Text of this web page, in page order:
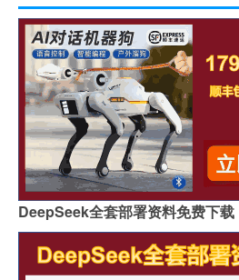
DeepSeek全套部署资料免费下载